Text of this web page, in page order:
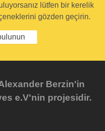
lütfen bir kerelik
gözden geçirin.
Berzin'in
e.V'nin projesidir.